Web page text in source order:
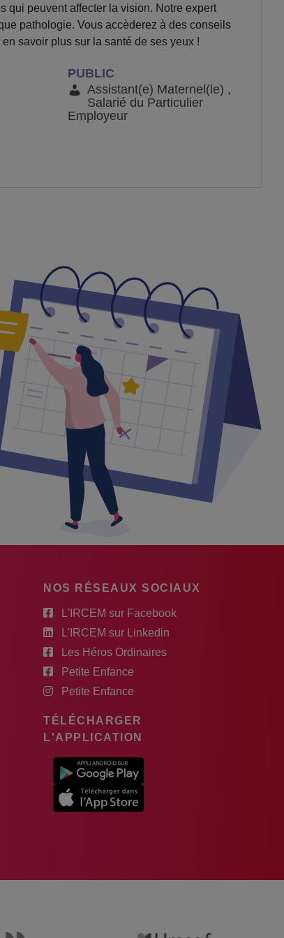
qui peuvent affecter la vision. Notre expert
pathologie. Vous accèderez à des conseils
savoir plus sur la santé de ses yeux !
PUBLIC
Assistant(e) Maternel(le) ,
Salarié du Particulier
Employeur
NOS RÉSEAUX SOCIAUX
L'IRCEM sur Facebook
L'IRCEM sur Linkedin
Les Héros Ordinaires
Petite Enfance
Petite Enfance
TÉLÉCHARGER
L'APPLICATION